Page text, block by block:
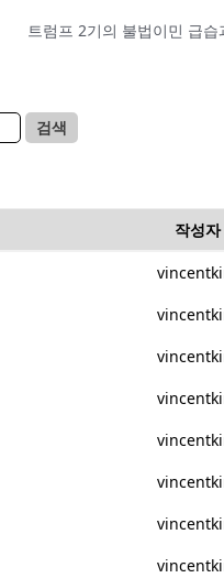
트럼프 2기의 불법이민 급
검색
작성자